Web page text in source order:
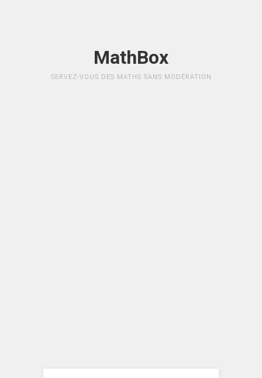
MathBox
SERVEZ-VOUS DES MATHS SANS MODÉRATION